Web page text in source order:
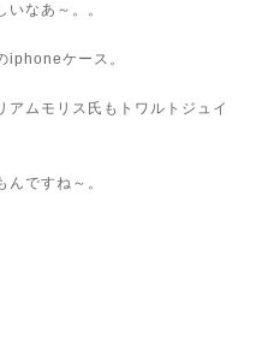
なあ～。。
iphoneケース。
アムモリス氏もトワルトジュイ
ですね～。